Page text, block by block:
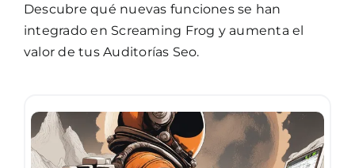
Descubre qué nuevas funciones se han
integrado en Screaming Frog y aumenta el
valor de tus Auditorías Seo.